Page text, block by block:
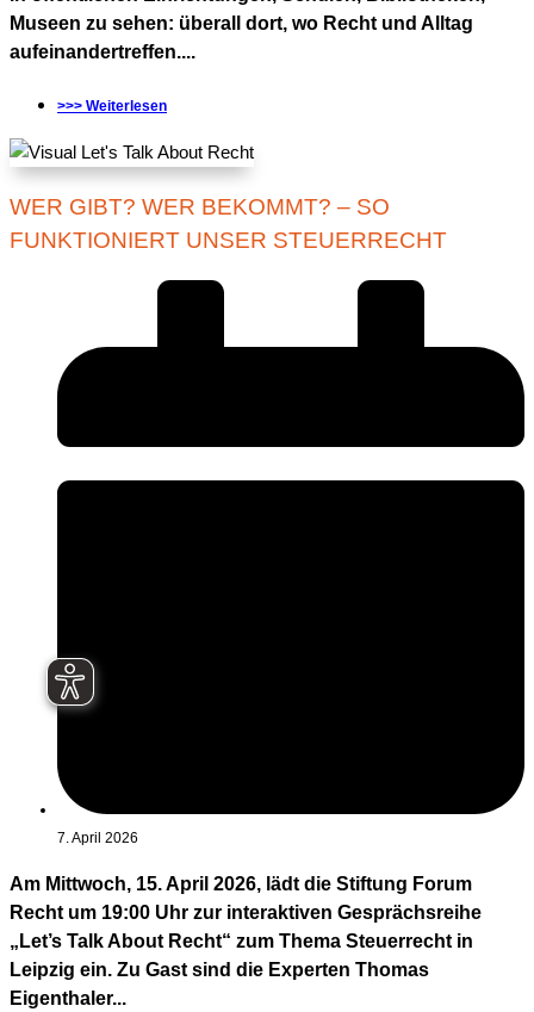
Museen zu sehen: überall dort, wo Recht und Alltag
aufeinandertreffen....
>>> Weiterlesen
WER GIBT? WER BEKOMMT? – SO
FUNKTIONIERT UNSER STEUERRECHT
7. April 2026
Am Mittwoch, 15. April 2026, lädt die Stiftung Forum
Recht um 19:00 Uhr zur interaktiven Gesprächsreihe
„Let’s Talk About Recht“ zum Thema Steuerrecht in
Leipzig ein. Zu Gast sind die Experten Thomas
Eigenthaler...